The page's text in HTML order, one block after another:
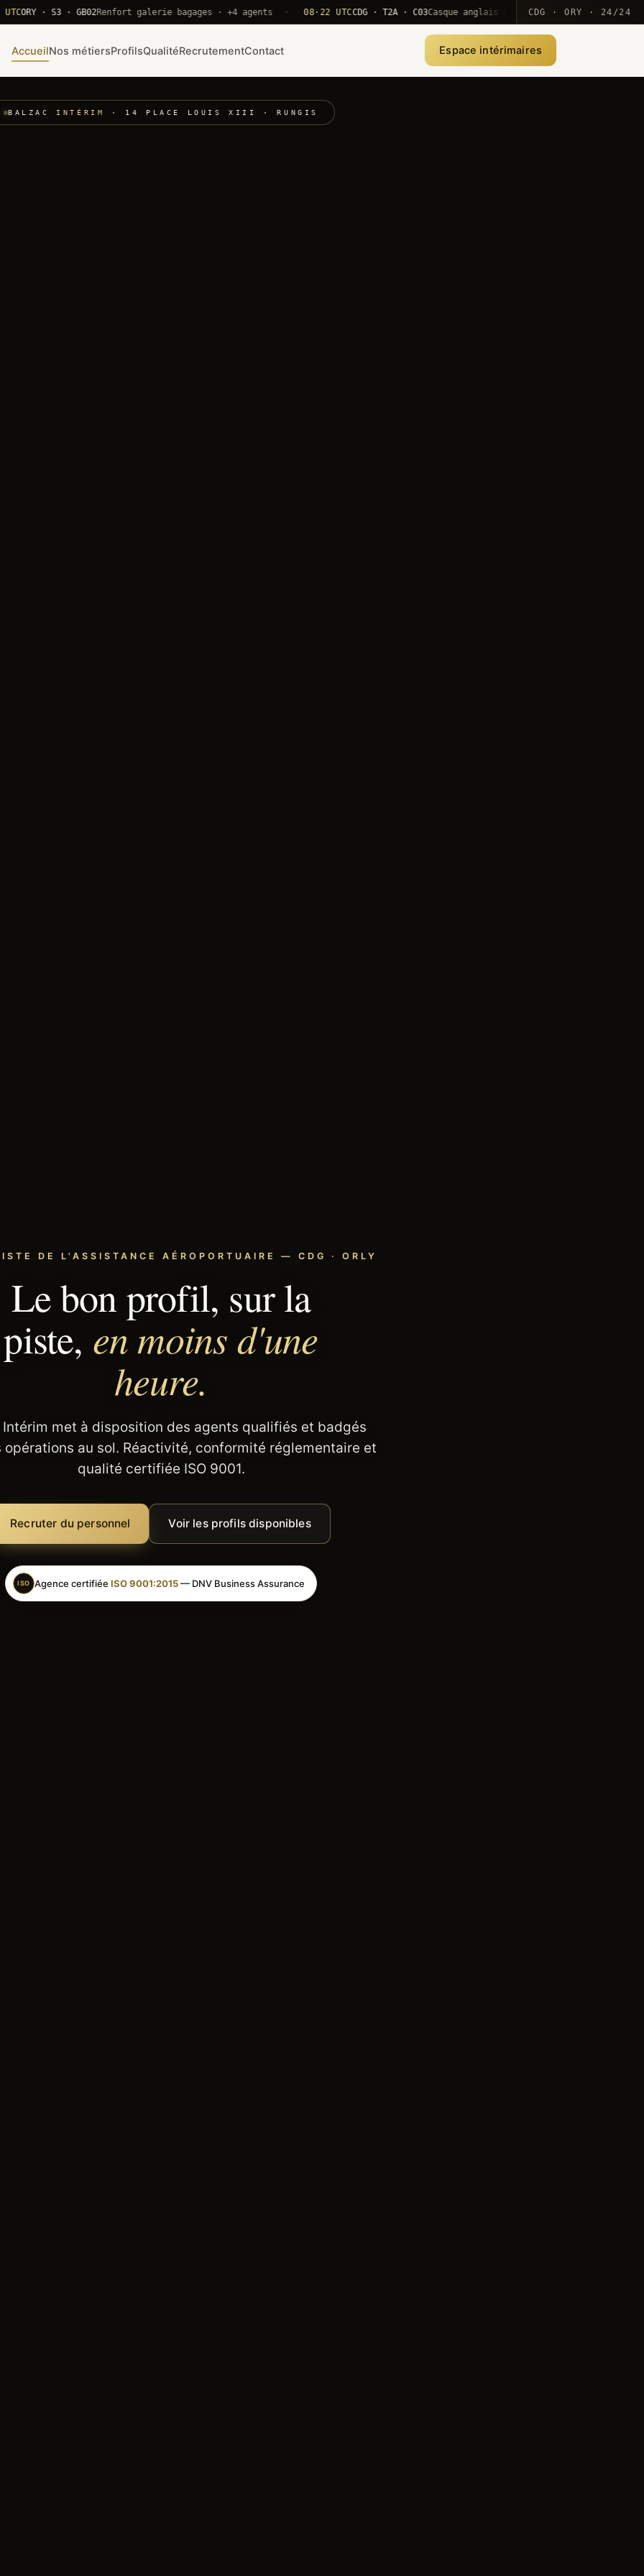
· S3 · GB02 Renfort galerie bagages · +4 agents · 08·22 UTCCDG · T2A · C03 Casque anglais positionné · rotation MEA ·
CDG · ORY · 24/24
AccueilNos métiersProfilsQualitéRecrutementContact Espace intérimaires
BALZAC INTÉRIM · 14 PLACE LOUIS XIII · RUNGIS
DE L'ASSISTANCE AÉROPORTUAIRE — CDG · ORLY
Le bon profil, sur la
piste, en moins d'une
heure.
Intérim met à disposition des agents qualifiés et badgés
opérations au sol. Réactivité, conformité réglementaire et
qualité certifiée ISO 9001.
Recruter du personnel Voir les profils disponibles
ISO Agence certifiée ISO 9001:2015— DNV Business Assurance